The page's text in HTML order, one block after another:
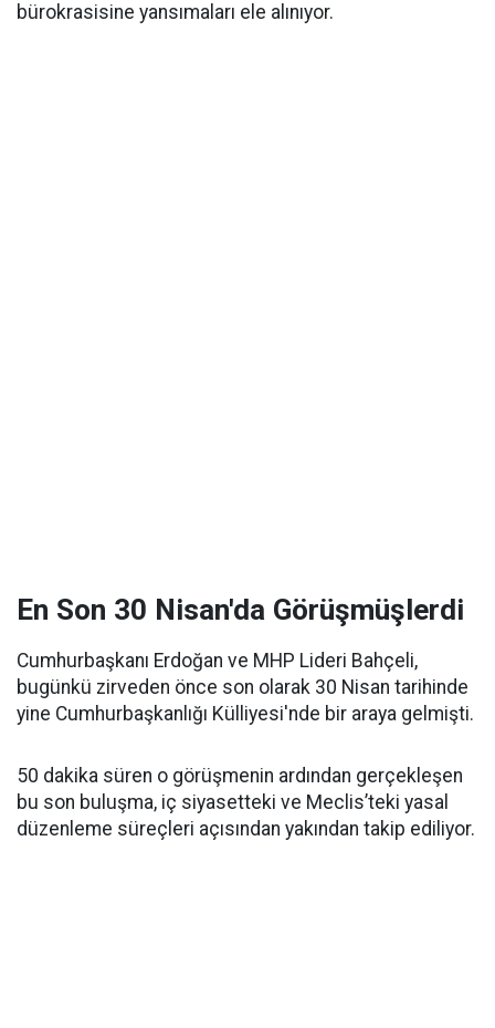
bürokrasisine yansımaları ele alınıyor.
En Son 30 Nisan'da Görüşmüşlerdi
Cumhurbaşkanı Erdoğan ve MHP Lideri Bahçeli,
bugünkü zirveden önce son olarak 30 Nisan tarihinde
yine Cumhurbaşkanlığı Külliyesi'nde bir araya gelmişti.
50 dakika süren o görüşmenin ardından gerçekleşen
bu son buluşma, iç siyasetteki ve Meclis’teki yasal
düzenleme süreçleri açısından yakından takip ediliyor.